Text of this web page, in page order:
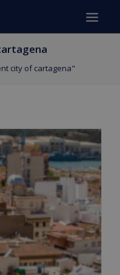
city of cartagena"